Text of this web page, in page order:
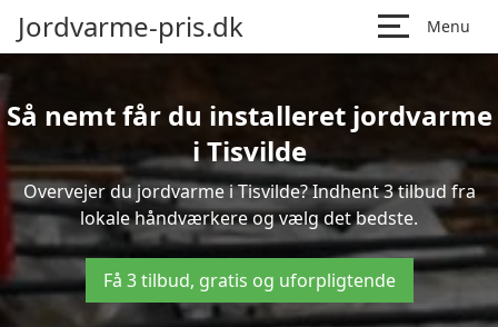
Jordvarme-pris.dk Menu
Så nemt får du installeret jordvarme
i Tisvilde
Overvejer du jordvarme i Tisvilde? Indhent 3 tilbud fra
lokale håndværkere og vælg det bedste.
Få 3 tilbud, gratis og uforpligtende